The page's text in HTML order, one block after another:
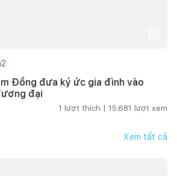
Đồng đưa ký ức gia đình vào
đại
1 lượt thích | 15.681 lượt xem
Xem tất cả